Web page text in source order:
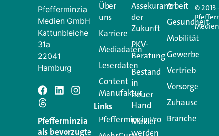
Schreiben
Ihre E-Mail-Adresse wird
Pfefferminzia
Medien GmbH
Kattunbleiche
31a
22041
Hamburg
Pfefferminzia
als bevorzugte
Über
uns
Karriere
Mediadaten
Leserdaten
Content
Manufaktur
Links
Pfefferminzia.Pro
Assekuranz
der
Zukunft
PKV-
Beratung
Bestand
in
neuer
Hand
Makler
werden
Arbeit
Gesundheit
Mobilität
Gewerbe
Vertrieb
Vorsorge
Zuhause
Branche
© 2013